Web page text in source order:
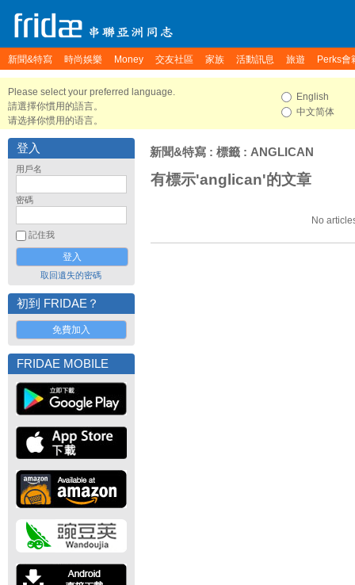
新聞&特寫 時尚娛樂 Money 交友社區 家族 活動訊息 旅遊 Perks會
Please select your preferred language.
請選擇你慣用的語言。
请选择你惯用的语言。
English
中文简体
登入
用戶名
密碼
記住我
取回遺失的密碼
初到 FRIDAE？
免費加入
FRIDAE MOBILE
新聞&特寫 : 標籤 : ANGLICAN
有標示'anglican'的文章
No